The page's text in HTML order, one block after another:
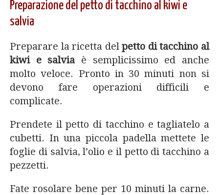
Preparazione del petto di tacchino al kiwi e
salvia
Preparare la ricetta delpetto di tacchino al
kiwi e salvia è semplicissimo ed anche
molto veloce. Pronto in 30 minuti non si
devono fare operazioni difficili e
complicate.
Prendete il petto di tacchino e tagliatelo a
cubetti. In una piccola padella mettete le
foglie di salvia, l’olio e il petto di tacchino a
pezzetti.
Fate rosolare bene per 10 minuti la carne.